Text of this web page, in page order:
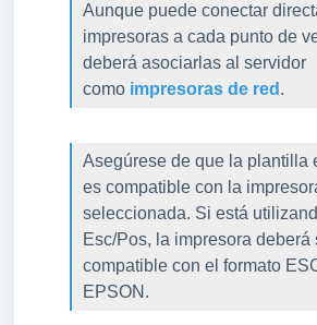
Aunque puede conectar
impresoras a cada punto de
deberá asociarlas al servidor
como impresoras de red .
Asegúrese de que la plantilla
es compatible con la
seleccionada. Si está
Esc/Pos, la impresora deberá
compatible con el formato
EPSON.